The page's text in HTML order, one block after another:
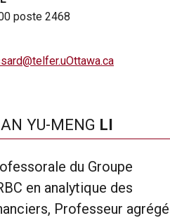
poste 2468
YU-MENG LI
du Groupe
en analytique des
Professeur agrégé